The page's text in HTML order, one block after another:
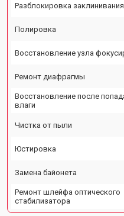
Разблокировка заклинивания
Полировка
Восстановление узла
Ремонт диафрагмы
Восстановление после
влаги
Чистка от пыли
Юстировка
Замена байонета
Ремонт шлейфа оптического
стабилизатора